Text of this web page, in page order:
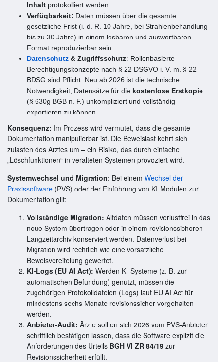
Inhalt protokolliert werden.
Verfügbarkeit: Daten müssen über die gesamte
gesetzliche Frist (i. d. R. 10 Jahre, bei Strahlenbehandlung
bis zu 30 Jahre) in einem lesbaren und auswertbaren
Format reproduzierbar sein.
Datenschutz & Zugriffsschutz: Rollenbasierte
Berechtigungskonzepte nach § 22 DSGVO i. V. m. § 22
BDSG sind Pflicht. Neu ab 2026 ist die technische
Notwendigkeit, Datensätze für die kostenlose Erstkopie
(§ 630g BGB n. F.) unkompliziert und vollständig
exportieren zu können.
Konsequenz: Im Prozess wird vermutet, dass die gesamte
Dokumentation manipulierbar ist. Die Beweislast kehrt sich
zulasten des Arztes um – ein Risiko, das durch einfache
„Löschfunktionen“ in veralteten Systemen provoziert wird.
Systemwechsel und Migration: Bei einem Wechsel der
Praxissoftware (PVS) oder der Einführung von KI-Modulen zur
Dokumentation gilt:
Vollständige Migration: Altdaten müssen verlustfrei in das
neue System übertragen oder in einem revisionssicheren
Langzeitarchiv konserviert werden. Datenverlust bei
Migration wird rechtlich wie eine vorsätzliche
Beweisvereitelung gewertet.
KI-Logs (EU AI Act): Werden KI-Systeme (z. B. zur
automatischen Befundung) genutzt, müssen die
zugehörigen Protokolldateien (Logs) laut EU AI Act für
mindestens sechs Monate revisionssicher vorgehalten
werden.
Anbieter-Audit: Ärzte sollten sich 2026 vom PVS-Anbieter
schriftlich bestätigen lassen, dass die Software explizit die
Anforderungen des Urteils BGH VI ZR 84/19 zur
Revisionssicherheit erfüllt.